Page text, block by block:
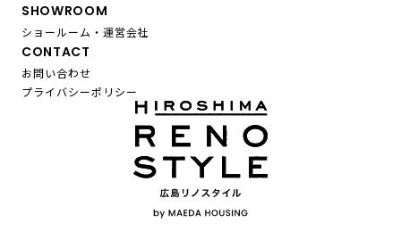
SHOWROOM
ショールーム・運営会社
CONTACT
お問い合わせ
プライバシーポリシー